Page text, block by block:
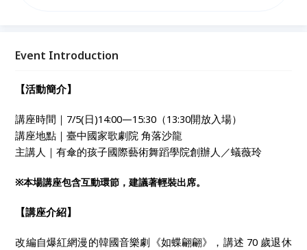
蝶翩翩》的情感內涵與製作巧思。
Event Introduction
【活動簡介】
講座時間｜7/5(日)14:00—15:30（13:30開放入場）
講座地點｜臺中國家歌劇院 角落沙龍
主講人｜有傘的孩子國際藝術舞蹈學院創辦人／蟻薇玲
※本場講座包含互動環節，建議著輕裝出席。
【講座介紹】
改編自爆紅網漫的韓國音樂劇《如蝶翩翩》，講述 70 歲退休